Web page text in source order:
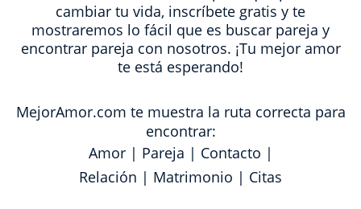
cambiar tu vida, inscríbete gratis y te
mostraremos lo fácil que es buscar pareja y
encontrar pareja con nosotros. ¡Tu mejor amor
te está esperando!
MejorAmor.com te muestra la ruta correcta para
encontrar:
Amor| Pareja | Contacto |
Relación | Matrimonio | Citas